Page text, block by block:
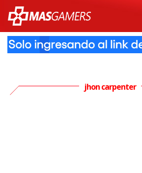
jhon carpenter